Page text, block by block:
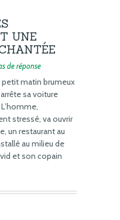
UNE
de réponse
petit matin brumeux
sa voiture
stressé, va ouvrir
un restaurant au
au milieu de
et son copain